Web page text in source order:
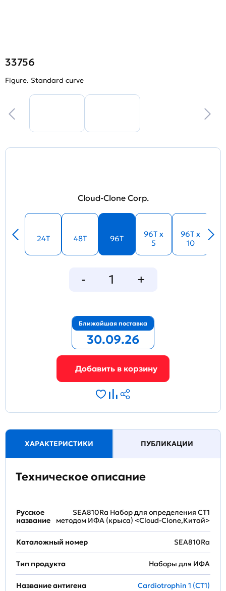
33756
Figure. Standard curve
Cloud-Clone Corp.
24T 48T 96T
96T x
5
96T x
10
Ближайшая поставка
30.09.26
ХАРАКТЕРИСТИКИ ПУБЛИКАЦИИ
Техническое описание
Русское
название
SEA810Ra Набор для определения CT1
методом ИФА (крыса) <Cloud-Clone,Китай>
Каталожный номер SEA810Ra
Тип продукта Наборы для ИФА
Название антигена Cardiotrophin 1 (CT1)